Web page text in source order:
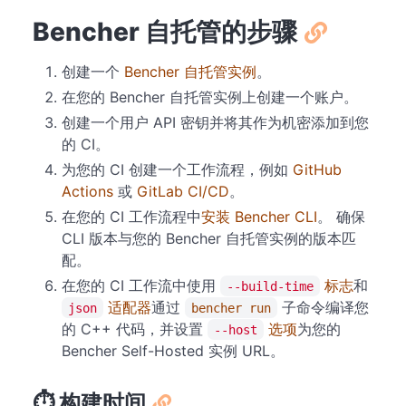
Bencher 自托管的步骤
创建一个 Bencher 自托管实例。
在您的 Bencher 自托管实例上创建一个账户。
创建一个用户 API 密钥并将其作为机密添加到您
的 CI。
为您的 CI 创建一个工作流程，例如 GitHub
Actions 或 GitLab CI/CD。
在您的 CI 工作流程中安装 Bencher CLI。 确保
CLI 版本与您的 Bencher 自托管实例的版本匹
配。
在您的 CI 工作流中使用
--build-time 标志和
json 适配器通过 bencher run
子命令编译您
的 C++ 代码，并设置
--host 选项为您的
Bencher Self-Hosted 实例 URL。